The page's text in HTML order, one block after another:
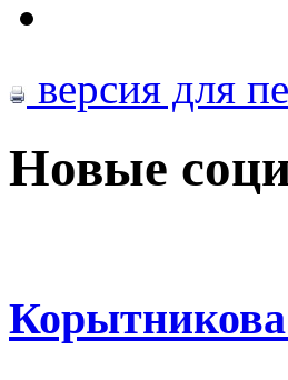
версия для
Новые